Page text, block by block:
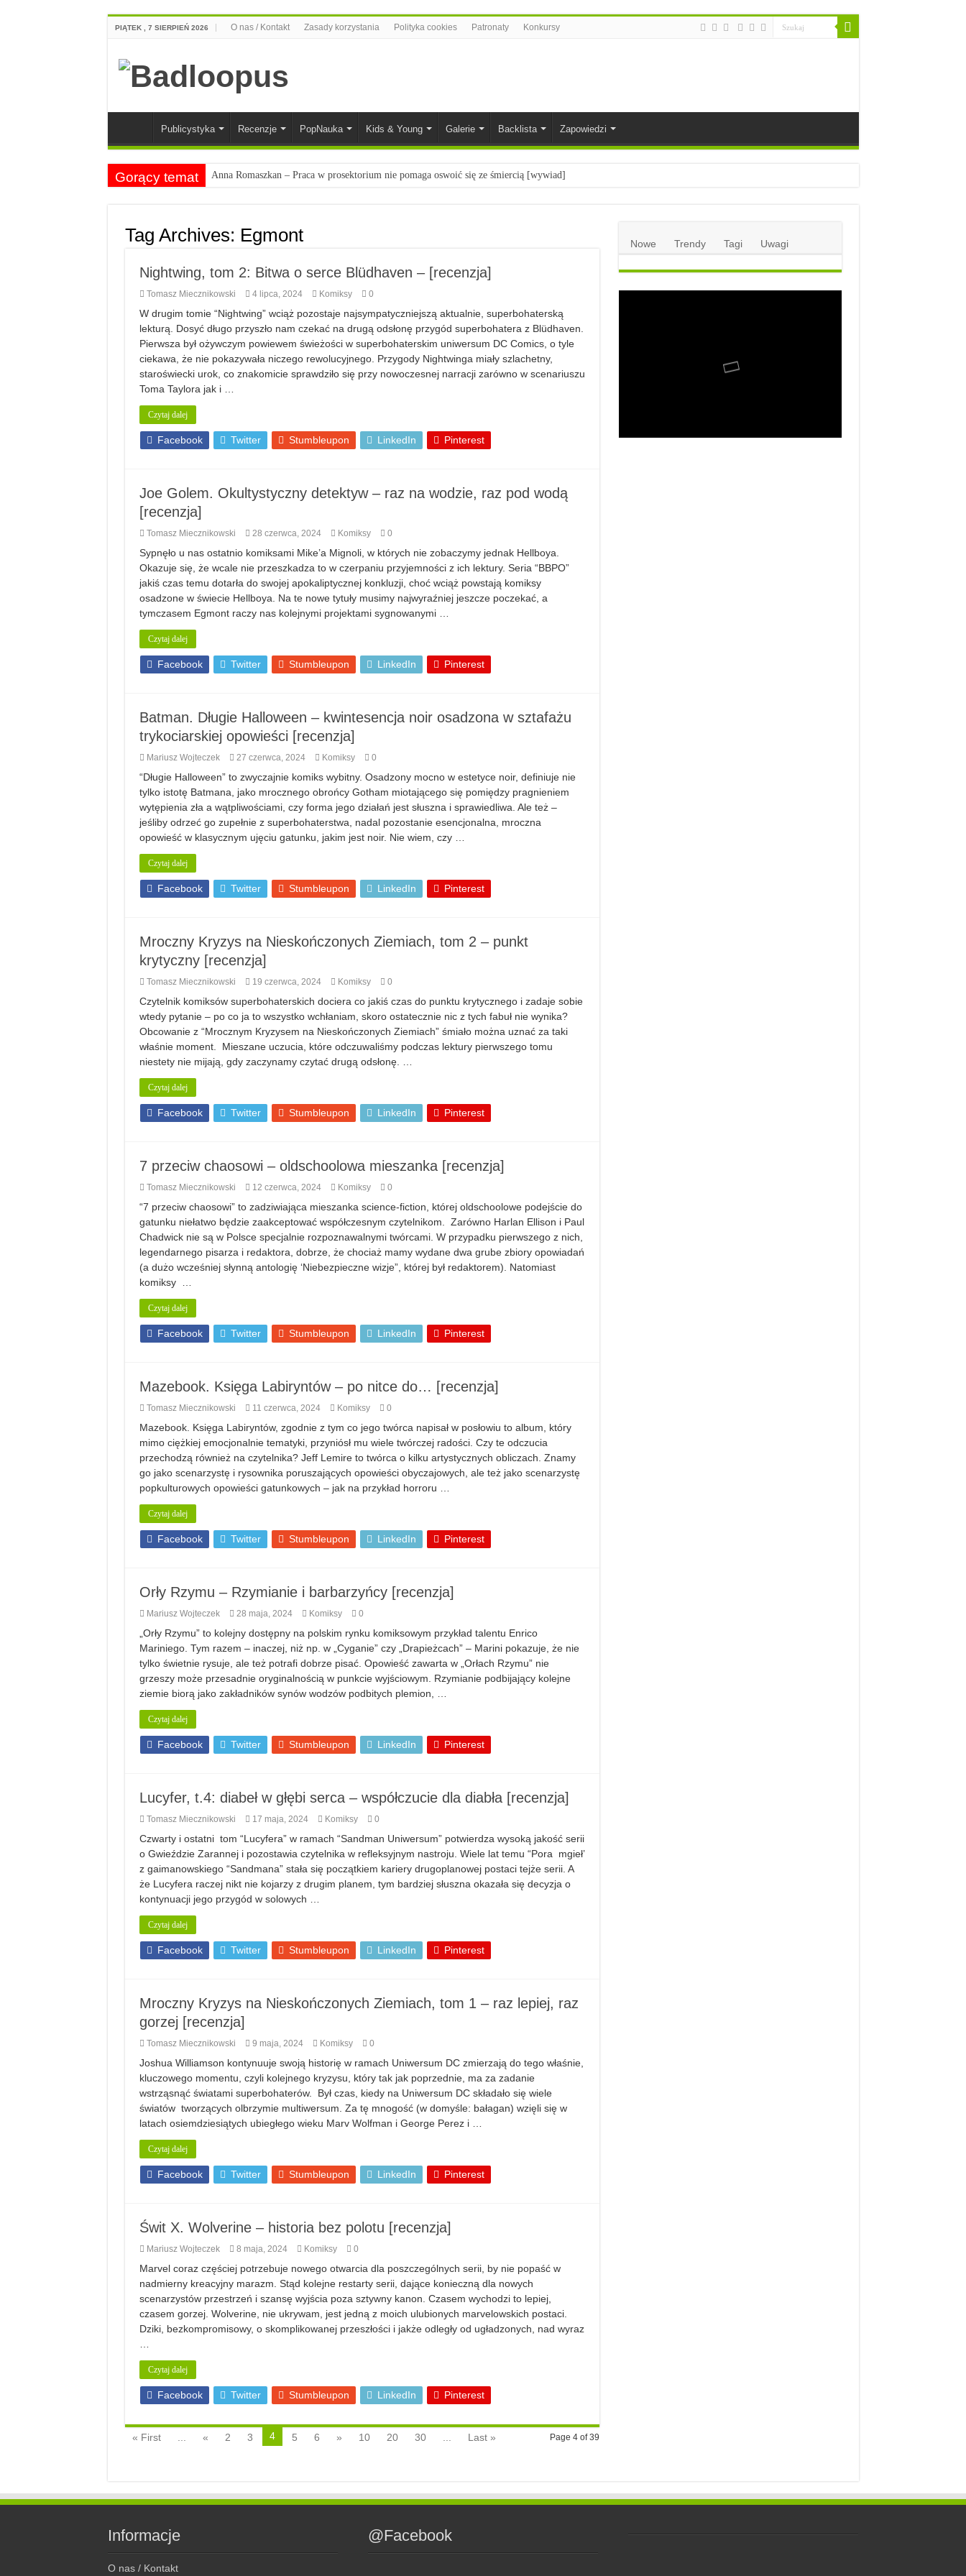
PIĄTEK , 7 SIERPIEŃ 2026 O nas / Kontakt Zasady korzystania Polityka cookies Patronaty Konkursy
Publicystyka Recenzje PopNauka Kids & Young Galerie Backlista Zapowiedzi
Gorący temat Anna Romaszkan – Praca w prosektorium nie pomaga oswoić się ze śmiercią [wywiad]
Najciekawsze zapowiedzi komiksowe na 2023 rok
Tag Archives: Egmont
Nightwing, tom 2: Bitwa o serce Blüdhaven – [recenzja]
Tomasz Miecznikowski 4 lipca, 2024 Komiksy 0
W drugim tomie “Nightwing” wciąż pozostaje najsympatyczniejszą aktualnie, superbohaterską
lekturą. Dosyć długo przyszło nam czekać na drugą odsłonę przygód superbohatera z Blüdhaven.
Pierwsza był ożywczym powiewem świeżości w superbohaterskim uniwersum DC Comics, o tyle
ciekawa, że nie pokazywała niczego rewolucyjnego. Przygody Nightwinga miały szlachetny,
staroświecki urok, co znakomicie sprawdziło się przy nowoczesnej narracji zarówno w scenariuszu
Toma Taylora jak i …
Czytaj dalej
Facebook Twitter Stumbleupon LinkedIn Pinterest
Joe Golem. Okultystyczny detektyw – raz na wodzie, raz pod wodą
[recenzja]
Tomasz Miecznikowski 28 czerwca, 2024 Komiksy 0
Sypnęło u nas ostatnio komiksami Mike’a Mignoli, w których nie zobaczymy jednak Hellboya.
Okazuje się, że wcale nie przeszkadza to w czerpaniu przyjemności z ich lektury. Seria “BBPO”
jakiś czas temu dotarła do swojej apokaliptycznej konkluzji, choć wciąż powstają komiksy
osadzone w świecie Hellboya. Na te nowe tytuły musimy najwyraźniej jeszcze poczekać, a
tymczasem Egmont raczy nas kolejnymi projektami sygnowanymi …
Czytaj dalej
Facebook Twitter Stumbleupon LinkedIn Pinterest
Batman. Długie Halloween – kwintesencja noir osadzona w sztafażu
trykociarskiej opowieści [recenzja]
Mariusz Wojteczek 27 czerwca, 2024 Komiksy 0
“Długie Halloween” to zwyczajnie komiks wybitny. Osadzony mocno w estetyce noir, definiuje nie
tylko istotę Batmana, jako mrocznego obrońcy Gotham miotającego się pomiędzy pragnieniem
wytępienia zła a wątpliwościami, czy forma jego działań jest słuszna i sprawiedliwa. Ale też –
jeśliby odrzeć go zupełnie z superbohaterstwa, nadal pozostanie esencjonalna, mroczna
opowieść w klasycznym ujęciu gatunku, jakim jest noir. Nie wiem, czy …
Czytaj dalej
Facebook Twitter Stumbleupon LinkedIn Pinterest
Mroczny Kryzys na Nieskończonych Ziemiach, tom 2 – punkt
krytyczny [recenzja]
Tomasz Miecznikowski 19 czerwca, 2024 Komiksy 0
Czytelnik komiksów superbohaterskich dociera co jakiś czas do punktu krytycznego i zadaje sobie
wtedy pytanie – po co ja to wszystko wchłaniam, skoro ostatecznie nic z tych fabuł nie wynika?
Obcowanie z “Mrocznym Kryzysem na Nieskończonych Ziemiach” śmiało można uznać za taki
właśnie moment. Mieszane uczucia, które odczuwaliśmy podczas lektury pierwszego tomu
niestety nie mijają, gdy zaczynamy czytać drugą odsłonę. …
Czytaj dalej
Facebook Twitter Stumbleupon LinkedIn Pinterest
7 przeciw chaosowi – oldschoolowa mieszanka [recenzja]
Tomasz Miecznikowski 12 czerwca, 2024 Komiksy 0
“7 przeciw chaosowi” to zadziwiająca mieszanka science-fiction, której oldschoolowe podejście do
gatunku niełatwo będzie zaakceptować współczesnym czytelnikom. Zarówno Harlan Ellison i Paul
Chadwick nie są w Polsce specjalnie rozpoznawalnymi twórcami. W przypadku pierwszego z nich,
legendarnego pisarza i redaktora, dobrze, że chociaż mamy wydane dwa grube zbiory opowiadań
(a dużo wcześniej słynną antologię ‘Niebezpieczne wizje”, której był redaktorem). Natomiast
komiksy …
Czytaj dalej
Facebook Twitter Stumbleupon LinkedIn Pinterest
Mazebook. Księga Labiryntów – po nitce do… [recenzja]
Tomasz Miecznikowski 11 czerwca, 2024 Komiksy 0
Mazebook. Księga Labiryntów, zgodnie z tym co jego twórca napisał w posłowiu to album, który
mimo ciężkiej emocjonalnie tematyki, przyniósł mu wiele twórczej radości. Czy te odczucia
przechodzą również na czytelnika? Jeff Lemire to twórca o kilku artystycznych obliczach. Znamy
go jako scenarzystę i rysownika poruszających opowieści obyczajowych, ale też jako scenarzystę
popkulturowych opowieści gatunkowych – jak na przykład horroru …
Czytaj dalej
Facebook Twitter Stumbleupon LinkedIn Pinterest
Orły Rzymu – Rzymianie i barbarzyńcy [recenzja]
Mariusz Wojteczek 28 maja, 2024 Komiksy 0
„Orły Rzymu” to kolejny dostępny na polskim rynku komiksowym przykład talentu Enrico
Mariniego. Tym razem – inaczej, niż np. w „Cyganie” czy „Drapieżcach” – Marini pokazuje, że nie
tylko świetnie rysuje, ale też potrafi dobrze pisać. Opowieść zawarta w „Orłach Rzymu” nie
grzeszy może przesadnie oryginalnością w punkcie wyjściowym. Rzymianie podbijający kolejne
ziemie biorą jako zakładników synów wodzów podbitych plemion, …
Czytaj dalej
Facebook Twitter Stumbleupon LinkedIn Pinterest
Lucyfer, t.4: diabeł w głębi serca – współczucie dla diabła [recenzja]
Tomasz Miecznikowski 17 maja, 2024 Komiksy 0
Czwarty i ostatni tom “Lucyfera” w ramach “Sandman Uniwersum” potwierdza wysoką jakość serii
o Gwieździe Zarannej i pozostawia czytelnika w refleksyjnym nastroju. Wiele lat temu “Pora mgieł’
z gaimanowskiego “Sandmana” stała się początkiem kariery drugoplanowej postaci tejże serii. A
że Lucyfera raczej nikt nie kojarzy z drugim planem, tym bardziej słuszna okazała się decyzja o
kontynuacji jego przygód w solowych …
Czytaj dalej
Facebook Twitter Stumbleupon LinkedIn Pinterest
Mroczny Kryzys na Nieskończonych Ziemiach, tom 1 – raz lepiej, raz
gorzej [recenzja]
Tomasz Miecznikowski 9 maja, 2024 Komiksy 0
Joshua Williamson kontynuuje swoją historię w ramach Uniwersum DC zmierzają do tego właśnie,
kluczowego momentu, czyli kolejnego kryzysu, który tak jak poprzednie, ma za zadanie
wstrząsnąć światami superbohaterów. Był czas, kiedy na Uniwersum DC składało się wiele
światów tworzących olbrzymie multiwersum. Za tę mnogość (w domyśle: bałagan) wzięli się w
latach osiemdziesiątych ubiegłego wieku Marv Wolfman i George Perez i …
Czytaj dalej
Facebook Twitter Stumbleupon LinkedIn Pinterest
Świt X. Wolverine – historia bez polotu [recenzja]
Mariusz Wojteczek 8 maja, 2024 Komiksy 0
Marvel coraz częściej potrzebuje nowego otwarcia dla poszczególnych serii, by nie popaść w
nadmierny kreacyjny marazm. Stąd kolejne restarty serii, dające konieczną dla nowych
scenarzystów przestrzeń i szansę wyjścia poza sztywny kanon. Czasem wychodzi to lepiej,
czasem gorzej. Wolverine, nie ukrywam, jest jedną z moich ulubionych marvelowskich postaci.
Dziki, bezkompromisowy, o skomplikowanej przeszłości i jakże odległy od ugładzonych, nad wyraz
…
Czytaj dalej
Facebook Twitter Stumbleupon LinkedIn Pinterest
Page 4 of 39
« First ... « 2 3 4 5 6 » 10 20 30 ... Last »
Nowe Trendy Tagi Uwagi
Informacje
O nas / Kontakt
@Facebook